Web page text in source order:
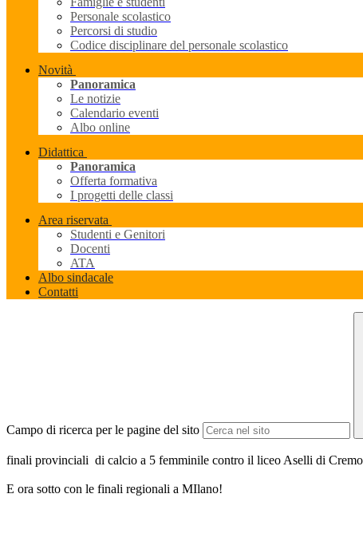
Personale scolastico
Percorsi di studio
Codice disciplinare del personale scolastico
Novità
Panoramica
Le notizie
Calendario eventi
Albo online
Didattica
Panoramica
Offerta formativa
I progetti delle classi
Area riservata
Studenti e Genitori
Docenti
ATA
Albo sindacale
Contatti
Campo di ricerca per le pagine del sito
finali provinciali di calcio a 5 femminile contro il liceo Aselli di
E ora sotto con le finali regionali a MIlano!